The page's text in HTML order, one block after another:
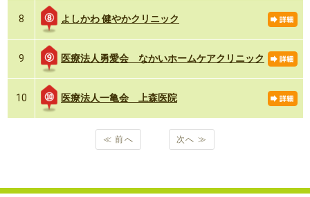
8 よしかわ 健やかクリニック
9 医療法人勇愛会 なかいホームケアクリニック
10 医療法人一亀会 上森医院
≪ 前へ 次へ ≫